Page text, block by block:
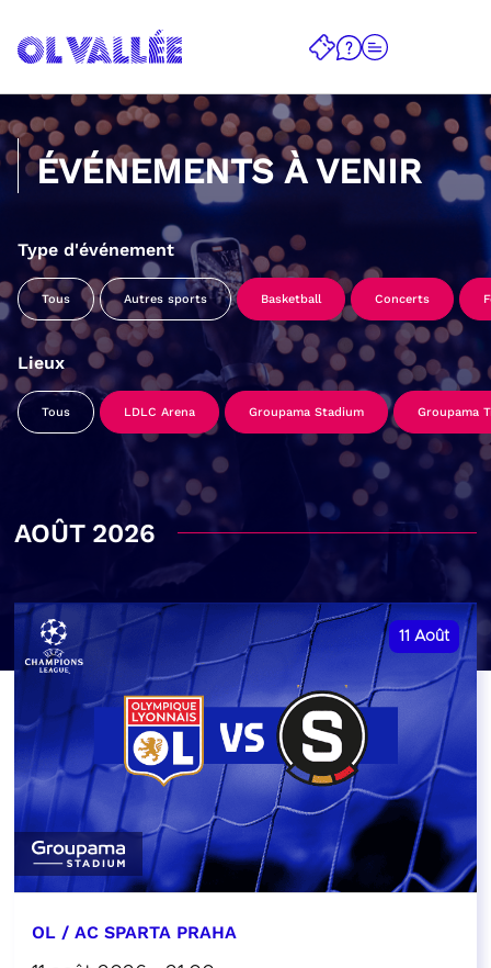
ÉVÉNEMENTS À VENIR
Type d'événement
Tous Autres sports Basketball Concerts
Lieux
Tous LDLC Arena Groupama Stadium Groupama
AOÛT 2026
11 Août
OL / AC SPARTA PRAHA